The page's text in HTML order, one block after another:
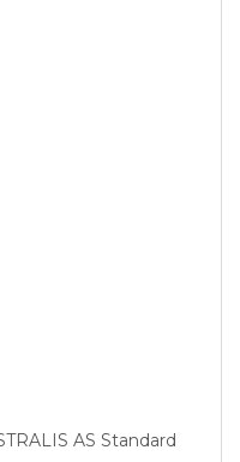
AS Standard